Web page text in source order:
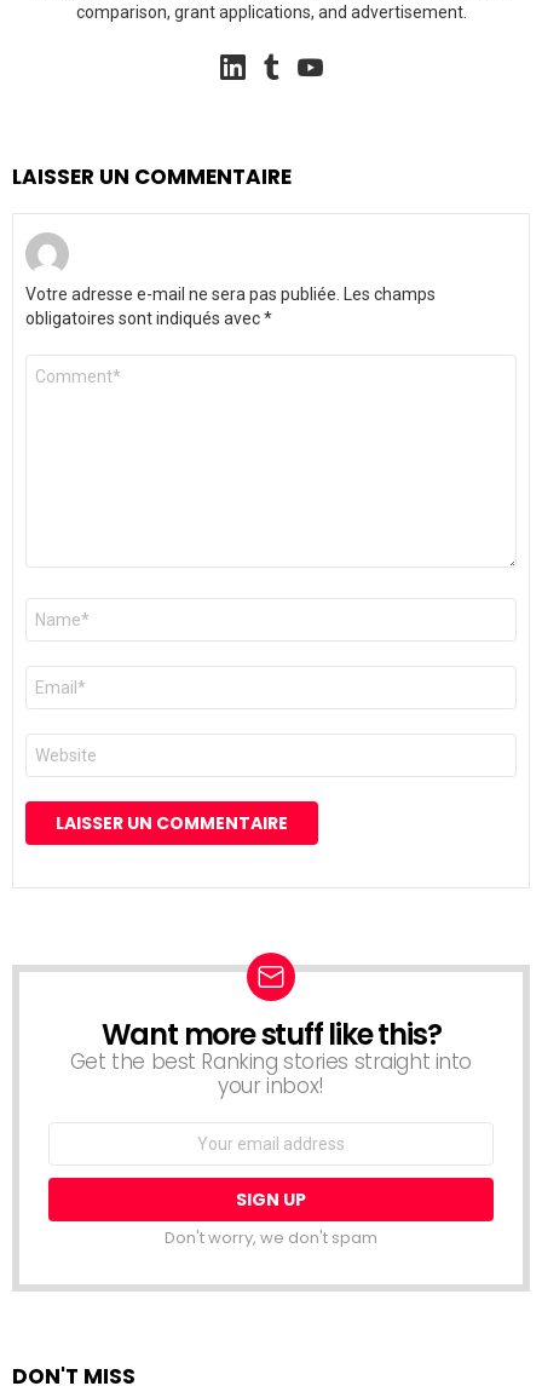
comparison, grant applications, and advertisement.
linkedin
LAISSER UN COMMENTAIRE
Votre adresse e-mail ne sera pas publiée. Les champs
obligatoires sont indiqués avec*
Commentaire
Nom
E-
mail
*
Site
web
NEWSLETTER
Want more stuff like this?
Get the best Ranking stories straight into
your inbox!
Email
Don't worry, we don't spam
DON'T MISS